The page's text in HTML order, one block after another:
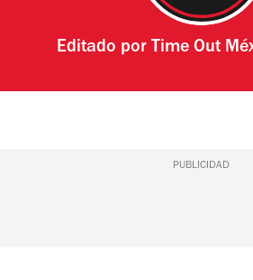
Editado por Time Out
PUBLICIDAD